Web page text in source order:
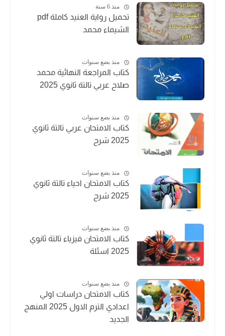
منذ 6 سنة
تحميل رواية العنيد كاملة pdf
الشيماء محمد
منذ بضع سنوات
كتاب المراجعة النهائية محمد
صلاح عربي تالتة ثانوي 2025
منذ بضع سنوات
كتاب الامتحان عربي تالتة ثانوي
2025 شرح
منذ بضع سنوات
كتاب الامتحان احياء تالتة ثانوي
2025 شرح
منذ بضع سنوات
كتاب الامتحان فيزياء تالتة ثانوي
2025 اسئلة
منذ بضع سنوات
كتاب الامتحان دراسات اولي
اعدادي الترم الاول 2025 المنهج
الجديد